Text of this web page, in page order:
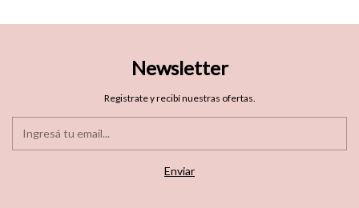
Newsletter
Registrate y recibí nuestras ofertas.